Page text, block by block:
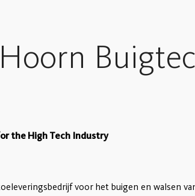
the High Tech Industry
voor het buigen en walsen